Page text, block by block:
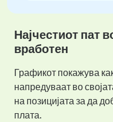
Најчестиот пат
вработен
Графикот покажува
напредуваат во
на позицијата за да
плата.